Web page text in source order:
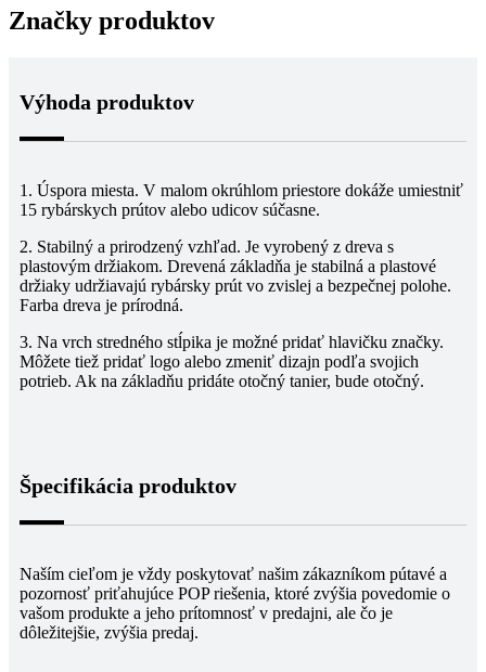
Značky produktov
Výhoda produktov
1. Úspora miesta. V malom okrúhlom priestore dokáže umiestniť
15 rybárskych prútov alebo udicov súčasne.
2. Stabilný a prirodzený vzhľad. Je vyrobený z dreva s
plastovým držiakom. Drevená základňa je stabilná a plastové
držiaky udržiavajú rybársky prút vo zvislej a bezpečnej polohe.
Farba dreva je prírodná.
3. Na vrch stredného stĺpika je možné pridať hlavičku značky.
Môžete tiež pridať logo alebo zmeniť dizajn podľa svojich
potrieb. Ak na základňu pridáte otočný tanier, bude otočný.
Špecifikácia produktov
Naším cieľom je vždy poskytovať našim zákazníkom pútavé a
pozornosť priťahujúce POP riešenia, ktoré zvýšia povedomie o
vašom produkte a jeho prítomnosť v predajni, ale čo je
dôležitejšie, zvýšia predaj.